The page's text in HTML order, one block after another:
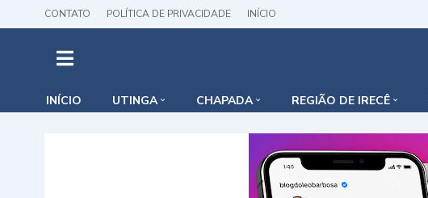
CONTATO POLÍTICA DE PRIVACIDADE INÍCIO
INÍCIO UTINGA CHAPADA REGIÃO DE IRECÊ